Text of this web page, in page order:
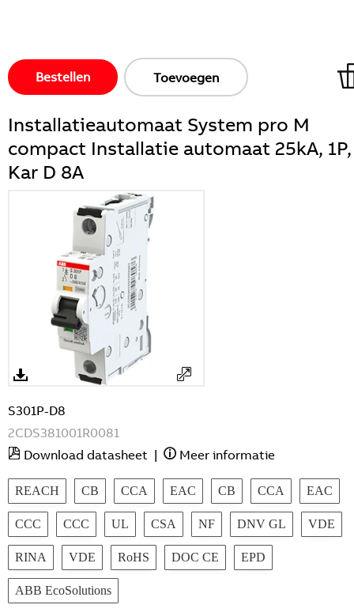
Bestellen Toevoegen
Installatieautomaat System pro M
compact Installatie automaat 25kA, 1P,
Kar D 8A
S301P-D8
2CDS381001R0081
Download datasheet | Meer informatie
REACH CB CCA EAC CB CCA EAC
CCC CCC UL CSA NF DNV GL VDE
RINA VDE RoHS DOC CE EPD
ABB EcoSolutions